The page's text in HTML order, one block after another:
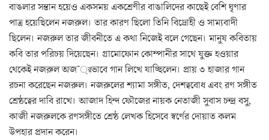
বাঙলার সন্তান হয়েও একসময় একশ্রেণীর বাঙালিদের কাছেই বেশি ঘৃণার
পাত্র হয়েছিলেন নজরুল। তার কারণ ছিলো তিনি বিদ্রোহী ও সাম্যবাদী
ছিলেন। নজরুল তার জীবনীতে এ কথা নিজেই বলে গেছেন। মানুষ কবিতায়
কবি তার পরিচয় দিয়েছেন। গ্রামোফোন কোম্পানীর সাথে যুক্ত হওয়ার
থেকেই নজরুল অজ¯্রভাবে গান লিখে যাচ্ছিলেন। প্রায় ৩ হাজার গান
রচনা করেছেন নজরুল। নজরুলের শ্যামা সঙ্গীত, দেশত্ববোধ এবং রণ সঙ্গীত
শ্রেষ্ঠত্বের দাবি রাখে। আজাদ হিন্দ ফৌজের নায়ক নেতাজী সুবাস চন্দ্র বসু,
কাজী নজরুলকে রণসঙ্গীতে শ্রেষ্ঠ লেখক হিসেবে স্বর্ণের দোয়াত কলম
উপহার প্রদান করেন।